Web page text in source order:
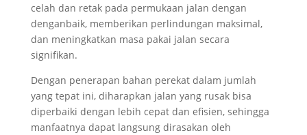
celah dan retak pada permukaan jalan dengan
denganbaik, memberikan perlindungan maksimal,
dan meningkatkan masa pakai jalan secara
signifikan.
Dengan penerapan bahan perekat dalam jumlah
yang tepat ini, diharapkan jalan yang rusak bisa
diperbaiki dengan lebih cepat dan efisien, sehingga
manfaatnya dapat langsung dirasakan oleh